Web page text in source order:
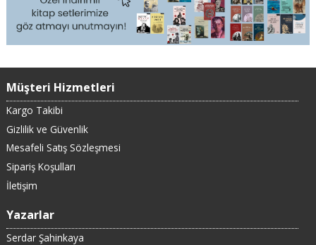
Müşteri Hizmetleri
Kargo Takibi
Gizlilik ve Güvenlik
Mesafeli Satış Sözleşmesi
Sipariş Koşulları
İletişim
Yazarlar
Serdar Şahinkaya